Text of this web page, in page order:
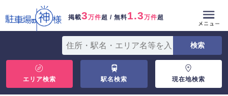
掲載3万件超 / 無料1.3万件超
エリア検索 駅名検索 現在地検索